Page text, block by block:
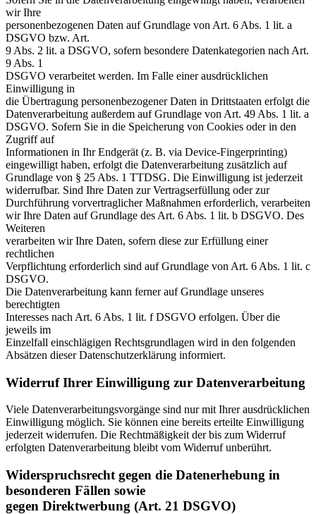
wir Ihre
personenbezogenen Daten auf Grundlage von Art. 6 Abs. 1 lit. a
DSGVO bzw. Art.
9 Abs. 2 lit. a DSGVO, sofern besondere Datenkategorien nach Art.
9 Abs. 1
DSGVO verarbeitet werden. Im Falle einer ausdrücklichen
Einwilligung in
die Übertragung personenbezogener Daten in Drittstaaten erfolgt die
Datenverarbeitung außerdem auf Grundlage von Art. 49 Abs. 1 lit. a
DSGVO. Sofern Sie in die Speicherung von Cookies oder in den
Zugriff auf
Informationen in Ihr Endgerät (z. B. via Device-Fingerprinting)
eingewilligt haben, erfolgt die Datenverarbeitung zusätzlich auf
Grundlage von § 25 Abs. 1 TTDSG. Die Einwilligung ist jederzeit
widerrufbar. Sind Ihre Daten zur Vertragserfüllung oder zur
Durchführung vorvertraglicher Maßnahmen erforderlich, verarbeiten
wir Ihre Daten auf Grundlage des Art. 6 Abs. 1 lit. b DSGVO. Des
Weiteren
verarbeiten wir Ihre Daten, sofern diese zur Erfüllung einer
rechtlichen
Verpflichtung erforderlich sind auf Grundlage von Art. 6 Abs. 1 lit. c
DSGVO.
Die Datenverarbeitung kann ferner auf Grundlage unseres
berechtigten
Interesses nach Art. 6 Abs. 1 lit. f DSGVO erfolgen. Über die
jeweils im
Einzelfall einschlägigen Rechtsgrundlagen wird in den folgenden
Absätzen dieser Datenschutzerklärung informiert.
Widerruf Ihrer Einwilligung zur Datenverarbeitung
Viele Datenverarbeitungsvorgänge sind nur mit Ihrer ausdrücklichen
Einwilligung möglich. Sie können eine bereits erteilte Einwilligung
jederzeit widerrufen. Die Rechtmäßigkeit der bis zum Widerruf
erfolgten Datenverarbeitung bleibt vom Widerruf unberührt.
Widerspruchsrecht gegen die Datenerhebung in
besonderen Fällen sowie
gegen Direktwerbung (Art. 21 DSGVO)